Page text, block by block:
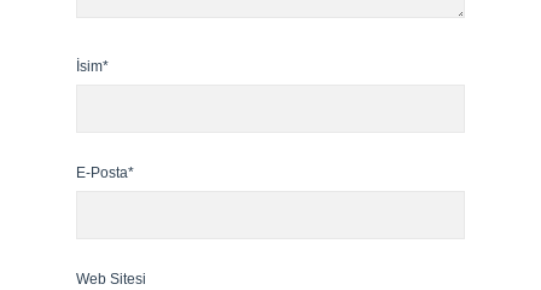
İsim*
E-Posta*
Web Sitesi